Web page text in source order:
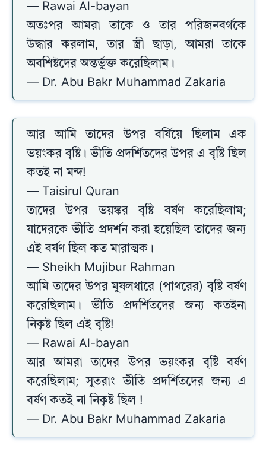
— Rawai Al-bayan
অতঃপর আমরা তাকে ও তার পরিজনবর্গকে
উদ্ধার করলাম, তার স্ত্রী ছাড়া, আমরা তাকে
অবশিষ্টদের অন্তর্ভুক্ত করেছিলাম।
— Dr. Abu Bakr Muhammad Zakaria
আর আমি তাদের উপর বর্ষিয়ে ছিলাম এক
ভয়ংকর বৃষ্টি। ভীতি প্রদর্শিতদের উপর এ বৃষ্টি ছিল
কতই না মন্দ!
— Taisirul Quran
তাদের উপর ভয়ঙ্কর বৃষ্টি বর্ষণ করেছিলাম;
যাদেরকে ভীতি প্রদর্শন করা হয়েছিল তাদের জন্য
এই বর্ষণ ছিল কত মারাত্মক।
— Sheikh Mujibur Rahman
আমি তাদের উপর মুষলধারে (পাথরের) বৃষ্টি বর্ষণ
করেছিলাম। ভীতি প্রদর্শিতদের জন্য কতইনা
নিকৃষ্ট ছিল এই বৃষ্টি!
— Rawai Al-bayan
আর আমরা তাদের উপর ভয়ংকর বৃষ্টি বর্ষণ
করেছিলাম; সুতরাং ভীতি প্রদর্শিতদের জন্য এ
বর্ষণ কতই না নিকৃষ্ট ছিল !
— Dr. Abu Bakr Muhammad Zakaria